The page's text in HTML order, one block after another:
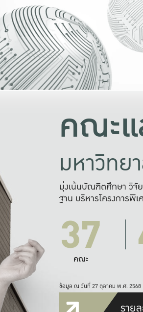
ร่วมมือกับชุมชน
และ
มอง
แก้ไข
คณะ
มหาวิทย
มุ่งเน้นบัณฑิตศึกษา วิจั
ฐาน บริหารโครงการพิ
37
คณะ
ข้อมูล ณ วันที่ 27 ตุลาคม พ.ศ. 2568
ราย